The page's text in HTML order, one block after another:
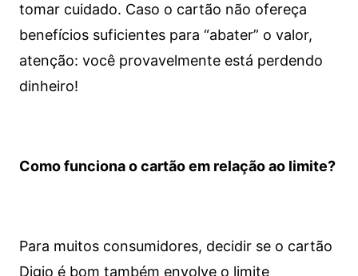
tomar cuidado. Caso o cartão não ofereça
benefícios suficientes para “abater” o valor,
atenção: você provavelmente está perdendo
dinheiro!
Como funciona o cartão em relação ao limite?
Para muitos consumidores, decidir se o cartão
Digio é bom também envolve o limite